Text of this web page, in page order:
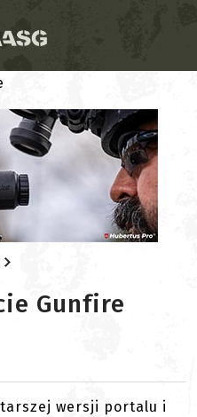
Gunfire
wersji portalu i